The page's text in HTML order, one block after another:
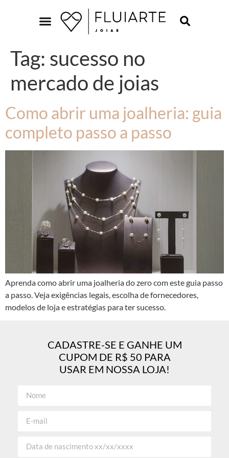
Tag: sucesso no
mercado de joias
Como abrir uma joalheria: guia
completo passo a passo
Aprenda como abrir uma joalheria do zero com este guia passo
a passo. Veja exigências legais, escolha de fornecedores,
modelos de loja e estratégias para ter sucesso.
CADASTRE-SE E GANHE UM
CUPOM DE R$ 50 PARA
USAR EM NOSSA LOJA!